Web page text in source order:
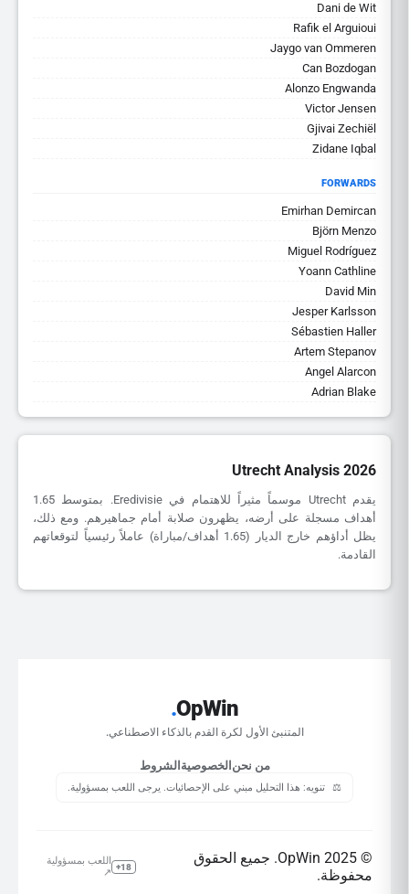
Dani de Wit
Rafik el Arguioui
Jaygo van Ommeren
Can Bozdogan
Alonzo Engwanda
Victor Jensen
Gjivai Zechiël
Zidane Iqbal
FORWARDS
Emirhan Demircan
Björn Menzo
Miguel Rodríguez
Yoann Cathline
David Min
Jesper Karlsson
Sébastien Haller
Artem Stepanov
Angel Alarcon
Adrian Blake
Utrecht Analysis 2026
يقدم Utrecht موسماً مثيراً للاهتمام في Eredivisie. بمتوسط 1.65
أهداف مسجلة على أرضه، يظهرون صلابة أمام جماهيرهم. ومع ذلك،
يظل أداؤهم خارج الديار (1.65 أهداف/مباراة) عاملاً رئيسياً لتوقعاتهم
القادمة.
OpWin
.
المتنبئ الأول لكرة القدم بالذكاء الاصطناعي.
من نحن الخصوصية الشروط
⚖️ تنويه: هذا التحليل مبني على الإحصائيات. يرجى اللعب بمسؤولية.
© 2025 OpWin. جميع الحقوق
محفوظة.
18+
اللعب بمسؤولية
↗